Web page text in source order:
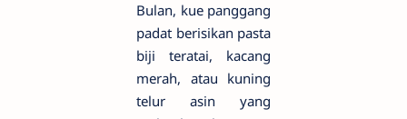
Bulan, kue panggang
padat berisikan pasta
biji teratai, kacang
merah, atau kuning
telur asin yang